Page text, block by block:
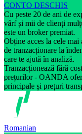
CONTO DESCHIS
Cu peste 20 de ani de
vârf și mii de clienți
este un broker premiat.
Obține acces la cele
de tranzacționare la
care te ajută în analiză.
Tranzacționează fără
prețurilor - OANDA
principale și prețuri
Romanian